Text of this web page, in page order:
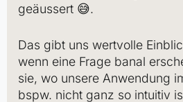
geäussert 😅.
Das gibt uns wertvolle
wenn eine Frage banal
sie, wo unsere Anwendung
bspw. nicht ganz so intuitiv